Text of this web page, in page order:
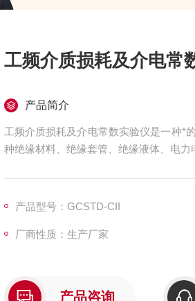
工频介质损耗及介电常
产品简介
工频介质损耗及介电常数实验仪是一种*
种绝缘材料、绝缘套管、绝缘液体、电
产品型号：GCSTD-CII
厂商性质：生产厂家
产品咨询